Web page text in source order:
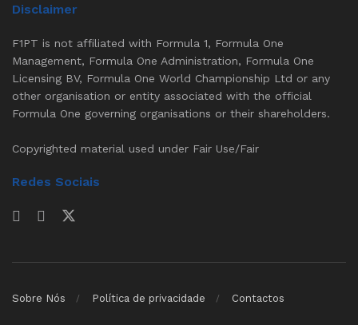
Disclaimer
F1PT is not affiliated with Formula 1, Formula One
Management, Formula One Administration, Formula One
Licensing BV, Formula One World Championship Ltd or any
other organisation or entity associated with the official
Formula One governing organisations or their shareholders.
Copyrighted material used under Fair Use/Fair
Redes Sociais
Sobre Nós Política de privacidade Contactos